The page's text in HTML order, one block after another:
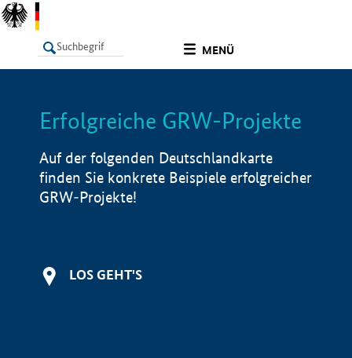
MENÜ
LISTE Info
Erfolgreiche GRW-Projekte
Auf der folgenden Deutschlandkarte
finden Sie konkrete Beispiele erfolgreicher
GRW-Projekte!
LOS GEHT'S